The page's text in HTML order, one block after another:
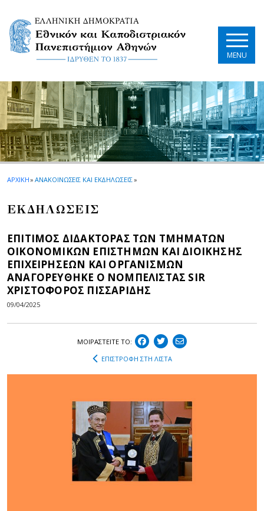
MENU
ΑΡΧΙΚΗ» ΑΝΑΚΟΙΝΩΣΕΙΣ ΚΑΙ ΕΚΔΗΛΩΣΕΙΣ»
EΚΔΗΛΩΣΕΙΣ
ΕΠΙΤΙΜΟΣ ΔΙΔΑΚΤΟΡΑΣ ΤΩΝ ΤΜΗΜΑΤΩΝ
ΟΙΚΟΝΟΜΙΚΩΝ ΕΠΙΣΤΗΜΩΝ ΚΑΙ ΔΙΟΙΚΗΣΗΣ
ΕΠΙΧΕΙΡΗΣΕΩΝ ΚΑΙ ΟΡΓΑΝΙΣΜΩΝ
ΑΝΑΓΟΡΕΥΘΗΚΕ Ο ΝΟΜΠΕΛΙΣΤΑΣ SIR
ΧΡΙΣΤΟΦΟΡΟΣ ΠΙΣΣΑΡΙΔΗΣ
09/04/2025
ΜΟΙΡΑΣΤEIΤΕ ΤΟ:
ΕΠΙΣΤΡΟΦΗ ΣΤΗ ΛΙΣΤΑ